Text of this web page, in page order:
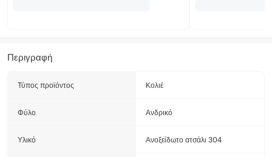
Περιγραφή
Τύπος προϊόντος Κολιέ
Φύλο Ανδρικό
Υλικό Ανοξείδωτο ατσάλι 304